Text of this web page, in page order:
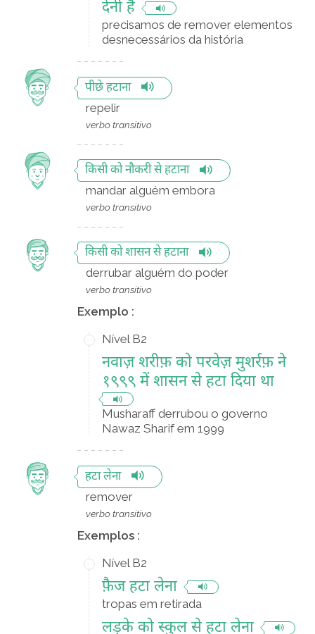
देनी हैं
precisamos de remover elementos
desnecessários da história
पीछे हटाना
repelir
verbo transitivo
किसी को नौकरी से हटाना
mandar alguém embora
verbo transitivo
किसी को शासन से हटाना
derrubar alguém do poder
verbo transitivo
Exemplo :
Nível B2
नवाज़ शरीफ़ को परवेज़ मुशर्रफ़ ने
१९९९ में शासन से हटा दिया था
Musharaff derrubou o governo
Nawaz Sharif em 1999
हटा लेना
remover
verbo transitivo
Exemplos :
Nível B2
फ़ैज हटा लेना
tropas em retirada
लड़के को स्कुल से हटा लेना